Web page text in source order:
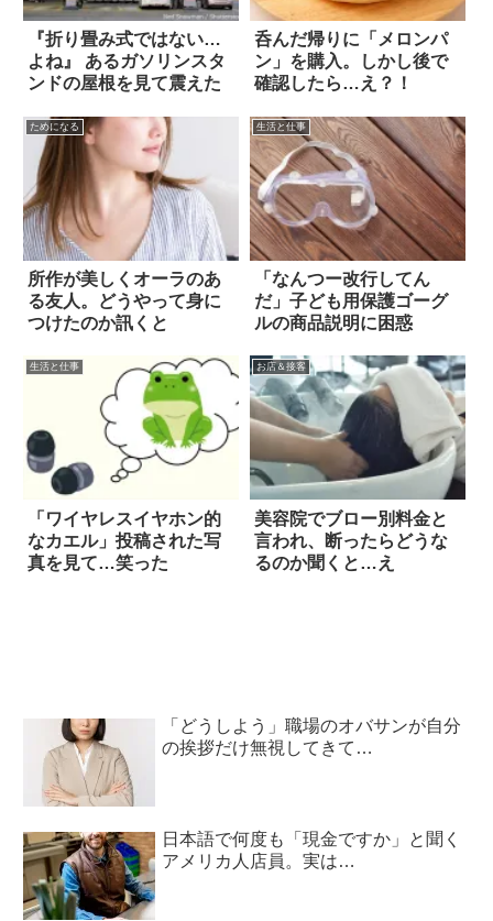
『折り畳み式ではない…
よね』 あるガソリンスタ
ンドの屋根を見て震えた
呑んだ帰りに「メロンパ
ン」を購入。しかし後で
確認したら…え？！
ためになる
所作が美しくオーラのあ
る友人。どうやって身に
つけたのか訊くと
生活と仕事
「なんつー改行してん
だ」子ども用保護ゴーグ
ルの商品説明に困惑
生活と仕事
「ワイヤレスイヤホン的
なカエル」投稿された写
真を見て…笑った
お店＆接客
美容院でブロー別料金と
言われ、断ったらどうな
るのか聞くと…え
「どうしよう」職場のオバサンが自分
の挨拶だけ無視してきて…
日本語で何度も「現金ですか」と聞く
アメリカ人店員。実は…